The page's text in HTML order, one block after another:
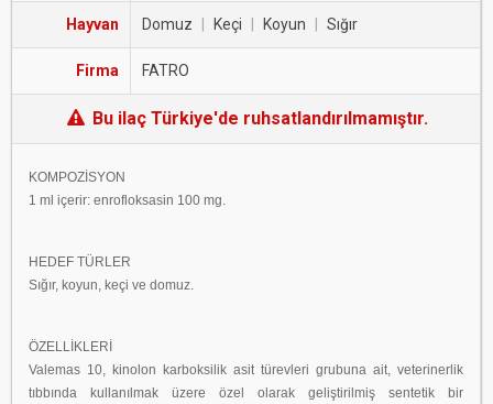
Hayvan Domuz Keçi Koyun Sığır
Firma FATRO
Bu ilaç Türkiye'de ruhsatlandırılmamıştır.
KOMPOZİSYON
1 ml içerir: enrofloksasin 100 mg.
HEDEF TÜRLER
Sığır, koyun, keçi ve domuz.
ÖZELLİKLERİ
Valemas 10, kinolon karboksilik asit türevleri grubuna ait, veterinerlik
tıbbında kullanılmak üzere özel olarak geliştirilmiş sentetik bir